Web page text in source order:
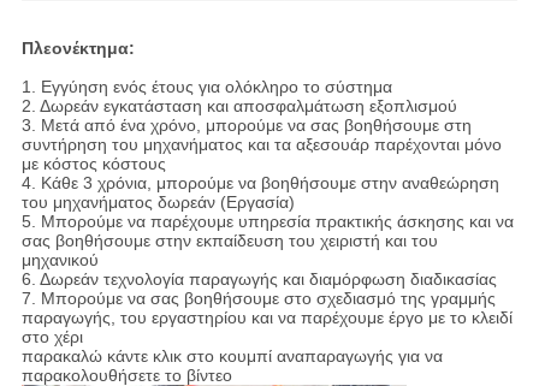
Πλεονέκτημα:
1. Εγγύηση ενός έτους για ολόκληρο το σύστημα
2. Δωρεάν εγκατάσταση και αποσφαλμάτωση εξοπλισμού
3. Μετά από ένα χρόνο, μπορούμε να σας βοηθήσουμε στη
συντήρηση του μηχανήματος και τα αξεσουάρ παρέχονται μόνο
με κόστος κόστους
4. Κάθε 3 χρόνια, μπορούμε να βοηθήσουμε στην αναθεώρηση
του μηχανήματος δωρεάν (Εργασία)
5. Μπορούμε να παρέχουμε υπηρεσία πρακτικής άσκησης και να
σας βοηθήσουμε στην εκπαίδευση του χειριστή και του
μηχανικού
6. Δωρεάν τεχνολογία παραγωγής και διαμόρφωση διαδικασίας
7. Μπορούμε να σας βοηθήσουμε στο σχεδιασμό της γραμμής
παραγωγής, του εργαστηρίου και να παρέχουμε έργο με το κλειδί
στο χέρι
παρακαλώ κάντε κλικ στο κουμπί αναπαραγωγής για να
παρακολουθήσετε το βίντεο